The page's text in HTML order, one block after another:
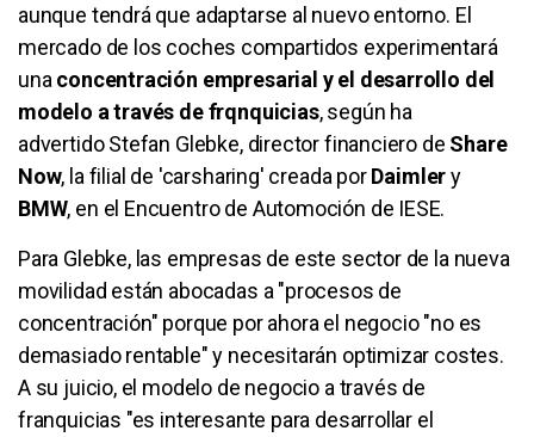
aunque tendrá que adaptarse al nuevo entorno. El
mercado de los coches compartidos experimentará
una concentración empresarial y el desarrollo del
modelo a través de frqnquicias, según ha
advertido Stefan Glebke, director financiero de Share
Now, la filial de 'carsharing' creada porDaimlery
BMW, en el Encuentro de Automoción de IESE.
Para Glebke, las empresas de este sector de la nueva
movilidad están abocadas a "procesos de
concentración" porque por ahora el negocio "no es
demasiado rentable" y necesitarán optimizar costes.
A su juicio, el modelo de negocio a través de
franquicias "es interesante para desarrollar el